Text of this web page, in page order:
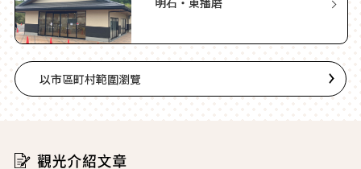
以市區町村範圍瀏覽